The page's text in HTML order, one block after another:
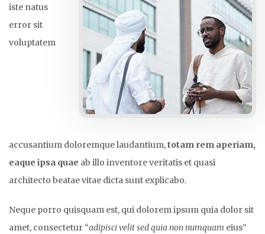
iste natus
error sit
voluptatem
accusantium doloremque laudantium,totam rem aperiam,
eaque ipsa quae ab illo inventore veritatis et quasi
architecto beatae vitae dicta sunt explicabo.
Neque porro quisquam est, qui dolorem ipsum quia dolor sit
amet, consectetur “adipisci velit sed quia non numquam eius”